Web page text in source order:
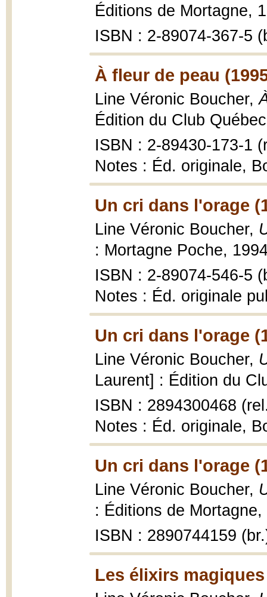
Éditions de Mortagne,
ISBN : 2-89074-367-5
À fleur de peau
Line Véronic Boucher,
Édition du Club
ISBN : 2-89430-173-1
Notes : Éd. originale,
Un cri dans l'orage
Line Véronic Boucher,
: Mortagne Poche,
ISBN : 2-89074-546-5
Notes : Éd. originale
Un cri dans l'orage
Line Véronic Boucher,
Laurent] : Édition du
ISBN : 2894300468
Notes : Éd. originale,
Un cri dans l'orage
Line Véronic Boucher,
: Éditions de
ISBN : 2890744159
Les élixirs